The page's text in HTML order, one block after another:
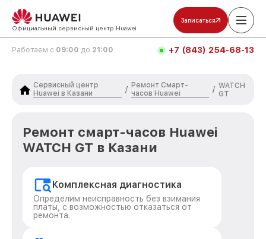
Официальный сервисный центр Huawei
Записаться
Работаем с 09:00 до 21:00 +7 (843) 254-68-13
Сервисный центр
Huawei в Казани
/
Ремонт Смарт-
часов Huawei
/ WATCH
GT
Ремонт смарт-часов Huawei
WATCH GT в Казани
Комплексная диагностика
Определим неисправность без взимания
платы, с возможностью отказаться от
ремонта.